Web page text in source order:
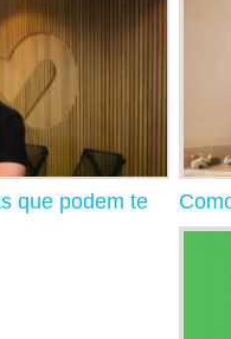
que podem te